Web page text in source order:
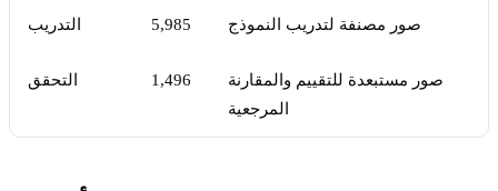
التدريب 5,985 صور مصنفة لتدريب النموذج
التحقق 1,496
صور مستبعدة للتقييم والمقارنة
المرجعية